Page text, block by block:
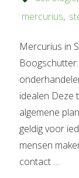
mercurius,
Mercurius in
idealen Deze
algemene
geldig voor
mensen
contact …